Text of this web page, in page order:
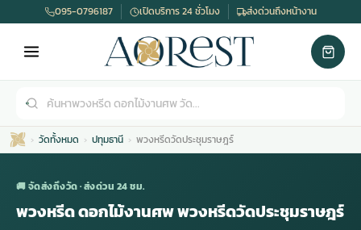
095-0796187 เปิดบริการ 24 ชั่วโมง ส่งด่วนถึงหน้างาน
วัดทั้งหมด ปทุมธานี พวงหรีดวัดประชุมราษฎร์
🚚 จัดส่งถึงวัด · ส่งด่วน 24 ชม.
พวงหรีด ดอกไม้งานศพ พวงหรีดวัดประชุมราษฎร์